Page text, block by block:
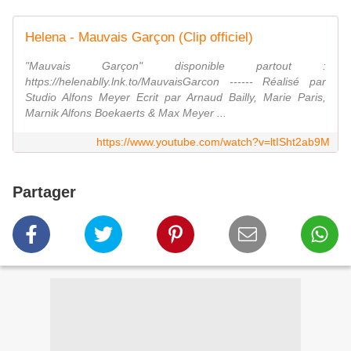
Helena - Mauvais Garçon (Clip officiel)
"Mauvais Garçon" disponible partout :
https://helenablly.lnk.to/MauvaisGarcon ------ Réalisé par
Studio Alfons Meyer Ecrit par Arnaud Bailly, Marie Paris,
Marnik Alfons Boekaerts & Max Meyer ...
https://www.youtube.com/watch?v=ltISht2ab9M
Partager